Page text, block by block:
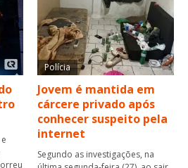
Polícia
Jovem é mantida em
cárcere privado após
conhecer suspeito pela
internet
Segundo as investigações, na